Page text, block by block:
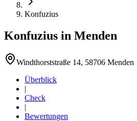
Konfuzius
Konfuzius in Menden
Windthorststraße 14, 58706 Menden
Überblick
|
Check
|
Bewertungen